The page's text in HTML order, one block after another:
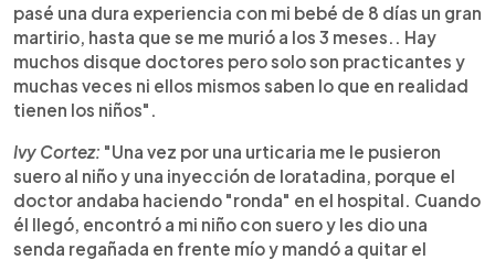
pasé una dura experiencia con mi bebé de 8 días un gran
martirio, hasta que se me murió a los 3 meses.. Hay
muchos disque doctores pero solo son practicantes y
muchas veces ni ellos mismos saben lo que en realidad
tienen los niños".
Ivy Cortez: "Una vez por una urticaria me le pusieron
suero al niño y una inyección de loratadina, porque el
doctor andaba haciendo "ronda" en el hospital. Cuando
él llegó, encontró a mi niño con suero y les dio una
senda regañada en frente mío y mandó a quitar el